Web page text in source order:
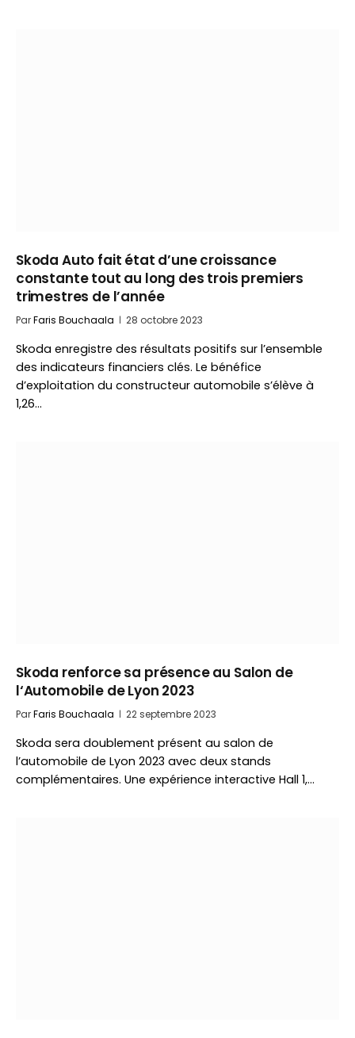
Skoda Auto fait état d’une croissance
constante tout au long des trois premiers
trimestres de l’année
ParFaris Bouchaala 28 octobre 2023
Skoda enregistre des résultats positifs sur l’ensemble
des indicateurs financiers clés. Le bénéfice
d’exploitation du constructeur automobile s’élève à
1,26…
Skoda renforce sa présence au Salon de
l‘Automobile de Lyon 2023
ParFaris Bouchaala 22 septembre 2023
Skoda sera doublement présent au salon de
l’automobile de Lyon 2023 avec deux stands
complémentaires. Une expérience interactive Hall 1,…